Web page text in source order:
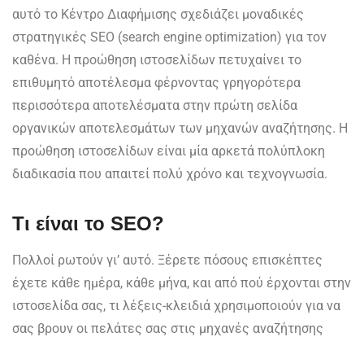
αυτό το Κέντρο Διαφήμισης σχεδιάζει μοναδικές
στρατηγικές SEO (search engine optimization) για τον
καθένα. Η προώθηση ιστοσελίδων πετυχαίνει το
επιθυμητό αποτέλεσμα φέρνοντας γρηγορότερα
περισσότερα αποτελέσματα στην πρώτη σελίδα
οργανικών αποτελεσμάτων των μηχανών αναζήτησης. Η
προώθηση ιστοσελίδων είναι μία αρκετά πολύπλοκη
διαδικασία που απαιτεί πολύ χρόνο και τεχνογνωσία.
Τι είναι το SEO?
Πολλοί ρωτούν γι’ αυτό. Ξέρετε πόσους επισκέπτες
έχετε κάθε ημέρα, κάθε μήνα, και από πού έρχονται στην
ιστοσελίδα σας, τι λέξεις-κλειδιά χρησιμοποιούν για να
σας βρουν οι πελάτες σας στις μηχανές αναζήτησης